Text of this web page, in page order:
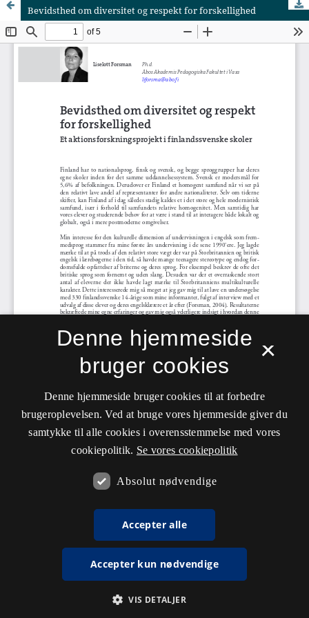
Bevidsthed om diversitet og respekt for forskellighed
×
Denne hjemmeside
bruger cookies
Denne hjemmeside bruger cookies til at forbedre
brugeroplevelsen. Ved at bruge vores hjemmeside giver du
samtykke til alle cookies i overensstemmelse med vores
cookiepolitik. Se vores cookiepolitik
Absolut nødvendige
Accepter alle
Accepter kun nødvendige
VIS DETALJER